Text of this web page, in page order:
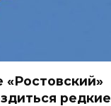
«Ростовский»
редкие